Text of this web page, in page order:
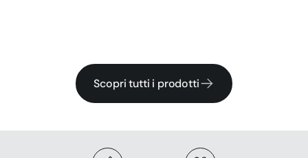
Scopri tutti i prodotti